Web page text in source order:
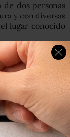
dos personas
y con diversas
lugar conocido
otro cuerpo sin
a los antes
de la noche